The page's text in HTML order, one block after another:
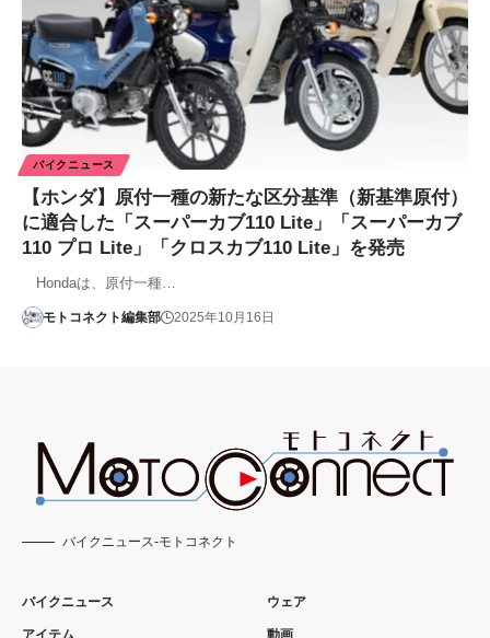
バイクニュース
【ホンダ】原付一種の新たな区分基準（新基準原付）
に適合した「スーパーカブ110 Lite」「スーパーカブ
110 プロ Lite」「クロスカブ110 Lite」を発売
Hondaは、原付一種…
モトコネクト編集部 2025年10月16日
バイクニュース-モトコネクト
バイクニュース
アイテム
ウェア
動画